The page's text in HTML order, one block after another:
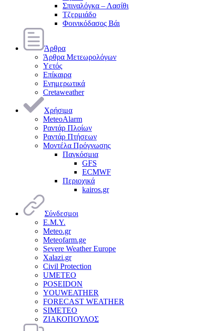
Σπιναλόγκα – Λασίθι
Τζερμιάδο
Φοινικόδασος Βάι
Άρθρα
Άρθρα Μετεωρολόγων
Υετός
Επίκαιρα
Ενημερωτικά
Cretaweather
Χρήσιμα
MeteoAlarm
Ραντάρ Πλοίων
Ραντάρ Πτήσεων
Μοντέλα Πρόγνωσης
Παγκόσμια
GFS
ECMWF
Περιοχικά
kairos.gr
Σύνδεσμοι
Ε.Μ.Υ.
Meteo.gr
Meteofarm.ge
Severe Weather Europe
Xalazi.gr
Civil Protection
UMETEO
POSEIDON
YOUWEATHER
FORECAST WEATHER
SIMETEO
ΖΙΑΚΟΠΟΥΛΟΣ